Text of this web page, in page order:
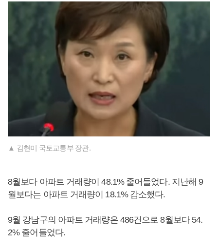
▲ 김현미 국토교통부 장관.
8월보다 아파트 거래량이 48.1% 줄어들었다. 지난해 9
월보다는 아파트 거래량이 18.1% 감소했다.
9월 강남구의 아파트 거래량은 486건으로 8월보다 54.
2% 줄어들었다.